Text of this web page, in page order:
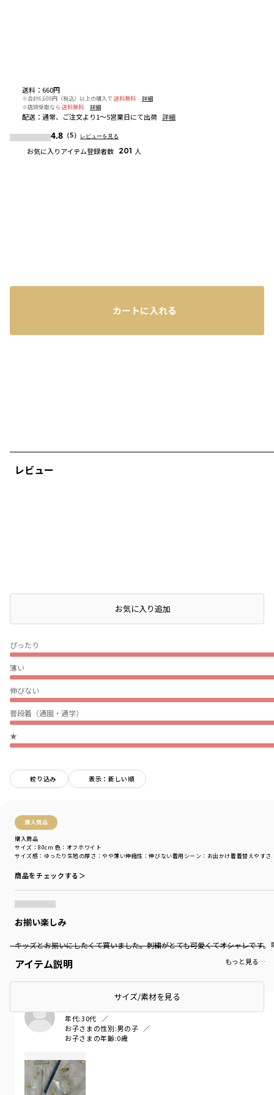
レビュー
ぴったり
薄い
伸びない
普段着（通園・通学）
★
絞り込み 表示：新しい順
購入商品
購入商品
サイズ感 ：ゆったり 生地の厚さ ：やや薄い伸縮性 ：伸びない着用シーン ：お出かけ着着替えやすさ
サイズ：80cm 色：オフホワイト
商品をチェックする＞
お揃い楽しみ
キッズとお揃いにしたくて買いました。刺繍がとても可愛くてオシャレです。
もっと見る…
年代:30代
お子さまの性別:男の子
お子さまの年齢:0歳
送料 ： 660円
※合計6,600円（税込）以上の購入で 送料無料
詳細
※店頭受取なら 送料無料 詳細
配送 ： 通常、ご注文より1～5営業日にて出荷 詳細
4.8 （5） レビューを見る
お気に入りアイテム登録者数 201 人
カートに入れる
店頭在庫を確認するお気に入り追加
アイテム説明
サイズ/素材を見る